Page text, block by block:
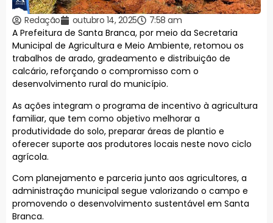
Redação outubro 14, 2025
7:58 am
A Prefeitura de Santa Branca, por meio da Secretaria
Municipal de Agricultura e Meio Ambiente, retomou os
trabalhos de arado, gradeamento e distribuição de
calcário, reforçando o compromisso com o
desenvolvimento rural do município.
As ações integram o programa de incentivo à agricultura
familiar, que tem como objetivo melhorar a
produtividade do solo, preparar áreas de plantio e
oferecer suporte aos produtores locais neste novo ciclo
agrícola.
Com planejamento e parceria junto aos agricultores, a
administração municipal segue valorizando o campo e
promovendo o desenvolvimento sustentável em Santa
Branca.